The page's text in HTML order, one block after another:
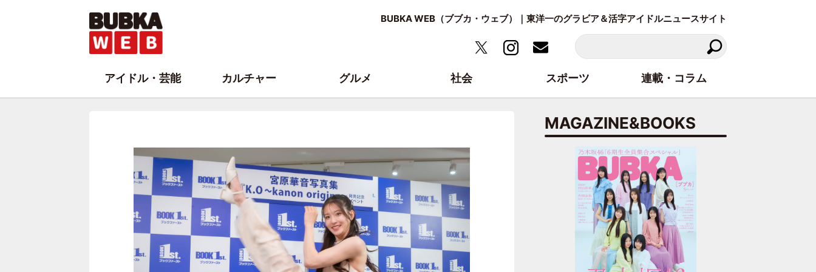
BUBKA WEB（ブブカ・ウェブ）｜東洋一のグラビア＆活字アイドルニュースサイト
MAGAZINE&BOOKS
アイドル・芸能 カルチャー グルメ 社会 スポーツ 連載・コラム